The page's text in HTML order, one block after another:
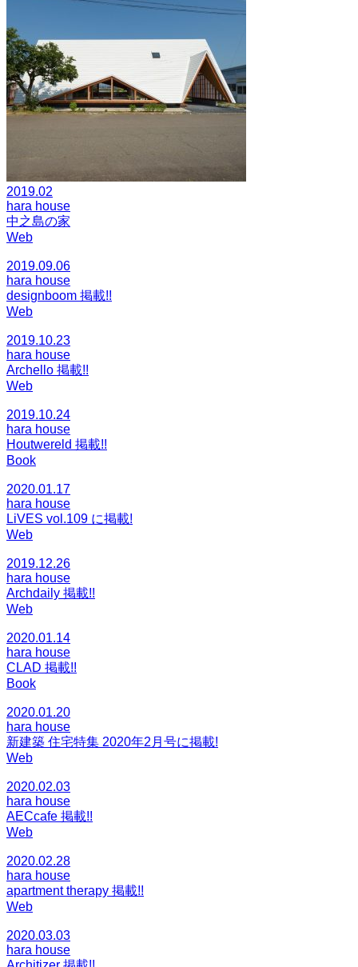
2019.02
hara house
中之島の家
Web
2019.09.06
hara house
designboom 掲載!!
Web
2019.10.23
hara house
Archello 掲載!!
Web
2019.10.24
hara house
Houtwereld 掲載!!
Book
2020.01.17
hara house
LiVES vol.109 に掲載!
Web
2019.12.26
hara house
Archdaily 掲載!!
Web
2020.01.14
hara house
CLAD 掲載!!
Book
2020.01.20
hara house
新建築 住宅特集 2020年2月号に掲載!
Web
2020.02.03
hara house
AECcafe 掲載!!
Web
2020.02.28
hara house
apartment therapy 掲載!!
Web
2020.03.03
hara house